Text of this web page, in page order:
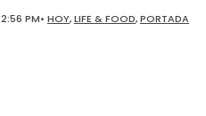
2:56 PM• HOY,LIFE & FOOD,PORTADA